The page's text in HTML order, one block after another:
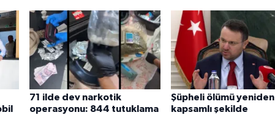
71 ilde dev narkotik
operasyonu: 844 tutuklama
Şüpheli ölümü yeniden
kapsamlı şekilde